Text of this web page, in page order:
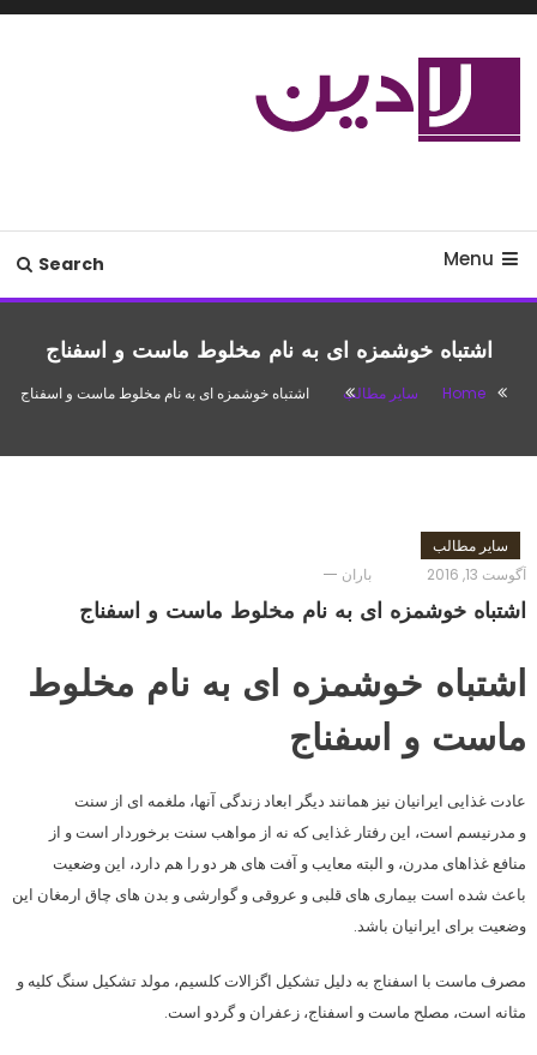
Skip
Menu
Search
اشتباه خوشمزه ای به نام مخلوط ماست و اسفناج
Home سایر مطالب اشتباه خوشمزه ای به نام مخلوط ماست و اسفناج
سایر مطالب
آگوست 13, 2016
باران
اشتباه خوشمزه ای به نام مخلوط ماست و اسفناج
اشتباه خوشمزه ای به نام مخلوط
ماست و اسفناج
عادت غذایی ایرانیان نیز همانند دیگر ابعاد زندگی آنها، ملغمه ای از سنت
و مدرنیسم است، این رفتار غذایی که نه از مواهب سنت برخوردار است و از
منافع غذاهای مدرن، و البته معایب و آفت های هر دو را هم دارد، این وضعیت
باعث شده است بیماری های قلبی و عروقی و گوارشی و بدن های چاق ارمغان این
وضعیت برای ایرانیان باشد.
مصرف ماست با اسفناج به دلیل تشکیل اگزالات کلسیم، مولد تشکیل سنگ کلیه و
مثانه است، مصلح ماست و اسفناج، زعفران و گردو است.